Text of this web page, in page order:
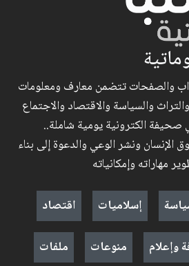
والصفحات تتضمن معارف ومعلومات
والسياسة والاقتصاد والاجتماع
صحيفة الكترونية يومية شاملة..
ونشر الوعي والدعوة إلى بناء
مهاراته وإمكانياته
إسلاميات
اقتصاد
وإعلام منوعات ملفات